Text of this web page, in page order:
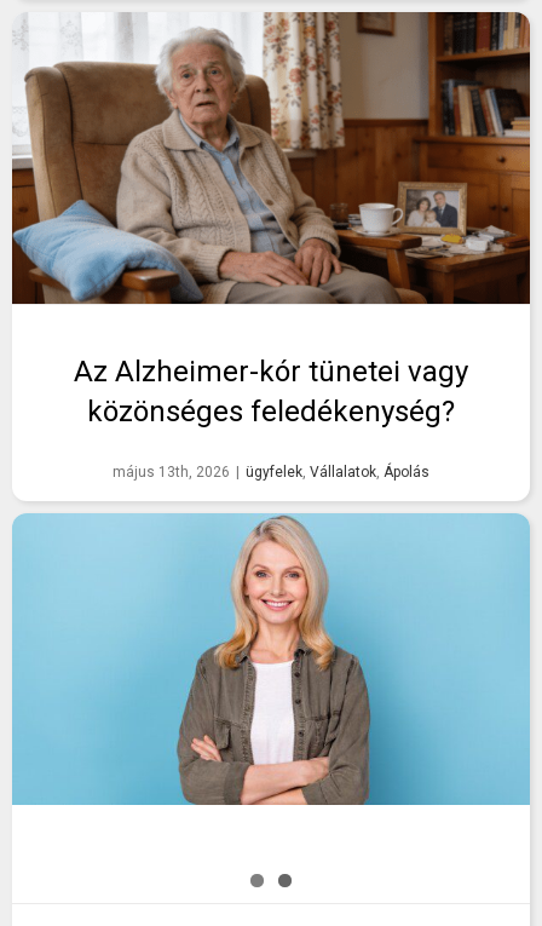
Az Alzheimer-kór tünetei vagy
közönséges feledékenység?
május 13th, 2026 ügyfelek, Vállalatok, Ápolás